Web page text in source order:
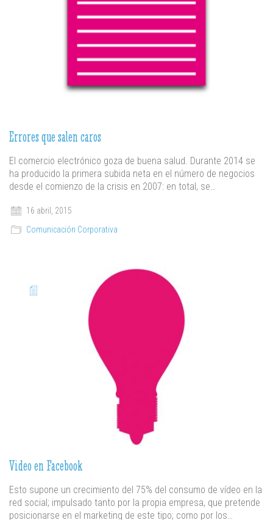
Errores que salen caros
El comercio electrónico goza de buena salud. Durante 2014 se
ha producido la primera subida neta en el número de negocios
desde el comienzo de la crisis en 2007: en total, se…
16 abril, 2015
Comunicación Corporativa
Video en Facebook
Esto supone un crecimiento del 75% del consumo de vídeo en la
red social; impulsado tanto por la propia empresa, que pretende
posicionarse en el marketing de este tipo; como por los…